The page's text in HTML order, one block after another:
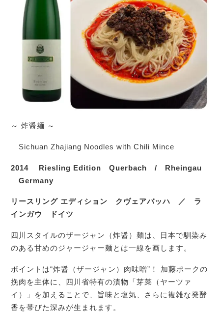
～ 炸醤麺 ～
Sichuan Zhajiang Noodles with Chili Mince
2014 Riesling Edition Querbach /
Rheingau
Germany
リースリング エディション クヴェアバッハ ／ ラ
インガウ ドイツ
四川スタイルのザージャン（炸醤）麺は、日本で馴染み
のある甘めのジャージャー麺とは一線を画します。
ポイントは“炸醤（ザージャン）肉味噌”！ 加藤ポークの
挽肉を主体に、四川省特有の漬物「芽菜（ヤーツァ
イ）」を加えることで、旨味と塩気、さらに複雑な発酵
香を帯びた深みが生まれます。